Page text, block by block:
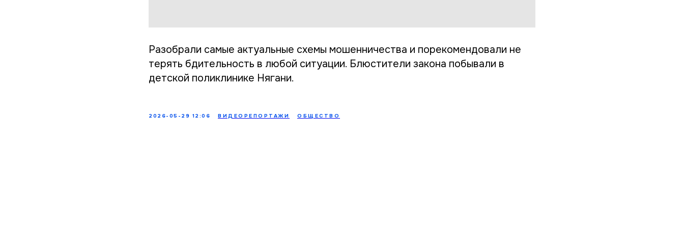
Разобрали самые актуальные схемы мошенничества и порекомендовали не
терять бдительность в любой ситуации. Блюстители закона побывали в
детской поликлинике Нягани.
2026-05-29 12:06 ВИДЕОРЕПОРТАЖИ ОБЩЕСТВО